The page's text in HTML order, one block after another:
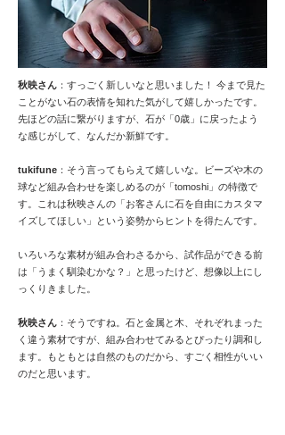
秋映さん ：すっごく新しいなと思いました！ 今まで見た
ことがない石の表情を知れた気がして嬉しかったです。
先ほどの話に繋がりますが、石が「0歳」に戻ったよう
な感じがして、なんだか新鮮です。
tukifune ：そう言ってもらえて嬉しいな。ビーズや木の
球など組み合わせを楽しめるのが「tomoshi」の特徴で
す。これは秋映さんの「お客さんに石を自由にカスタマ
イズしてほしい」という姿勢からヒントを得たんです。
いろいろな素材が組み合わさるから、試作品ができる前
は「うまく馴染むかな？」と思ったけど、想像以上にし
っくりきました。
秋映さん ：そうですね。石と金属と木、それぞれまった
く違う素材ですが、組み合わせてみるとぴったり調和し
ます。もともとは自然のものだから、すごく相性がいい
のだと思います。